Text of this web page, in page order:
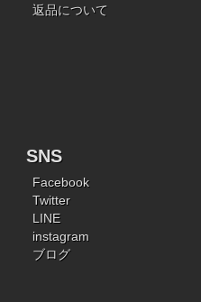
返品について
SNS
Facebook
Twitter
LINE
instagram
ブログ